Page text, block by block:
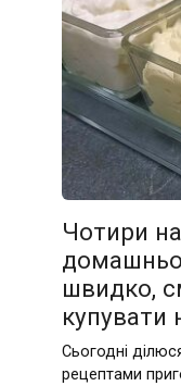
Чотири
швидко,
купувати
Сьогодні
рецептами